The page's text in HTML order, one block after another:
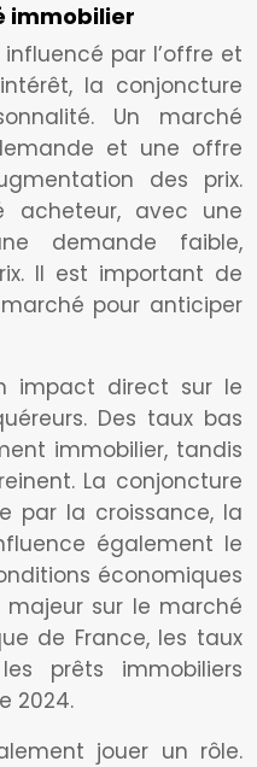
immobilier
par l’offre et
la conjoncture
Un marché
et une offre
des prix.
acheteur, avec une
demande faible,
Il est important de
pour anticiper
impact direct sur le
Des taux bas
immobilier, tandis
La conjoncture
par la croissance, la
également le
économiques
sur le marché
de France, les taux
prêts immobiliers
2024.
jouer un rôle.